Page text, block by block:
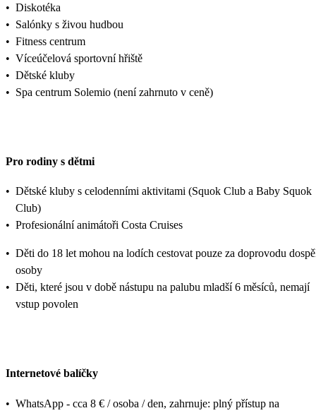
• Diskotéka
• Salónky s živou hudbou
• Fitness centrum
• Víceúčelová sportovní hřiště
• Dětské kluby
• Spa centrum Solemio (není zahrnuto v ceně)
Pro rodiny s dětmi
• Dětské kluby s celodenními aktivitami (Squok Club a Baby Squok
Club)
• Profesionální animátoři Costa Cruises
• Děti do 18 let mohou na lodích cestovat pouze za doprovodu
osoby
• Děti, které jsou v době nástupu na palubu mladší 6 měsíců, nemají
vstup povolen
Internetové balíčky
• WhatsApp - cca 8 € / osoba / den, zahrnuje: plný přístup na